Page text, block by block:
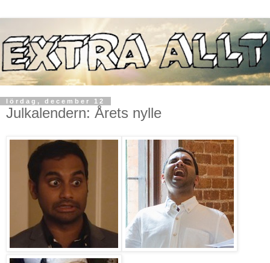
lördag, december 12
Julkalendern: Årets nylle